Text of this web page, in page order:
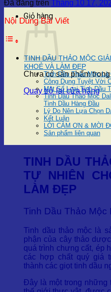
Giỏ hàng
Chưa có sản phẩm
Quay trở lại cửa hàng
Đã đăng trên Tháng 10 17,
Nội Dung Bài Viết
TINH DẦU THẢO MỘC
KHOẺ VÀ LÀM ĐẸP
Tinh Dầu Thảo Mộc Là
Công Dụng Tuyệt Vời
Một Số Loại Tinh Dầu
Tinh Dầu Thảo Mộc
Tinh Dầu Hàng Đầu
Lý Do Nên Lựa Chọn
Kết Luận
LỜI CẢM ƠN & MỜI
Sản phẩm liên quan
TINH DẦU
TỰ NHIÊN
LÀM ĐẸP
Tinh Dầu Thảo Mộc
Tinh dầu thảo mộc là
phận của cây thảo
quá trình chưng cất, ép
các hợp chất quý giá
thành các giọt tinh dầu
Đây là một trong những